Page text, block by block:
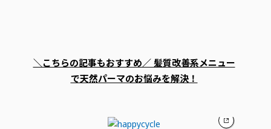
＼こちらの記事もおすすめ／ 髪質改善系メニュー
で天然パーマのお悩みを解決！